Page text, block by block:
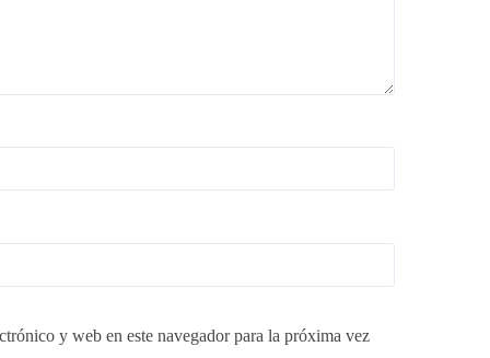
y web en este navegador para la próxima vez